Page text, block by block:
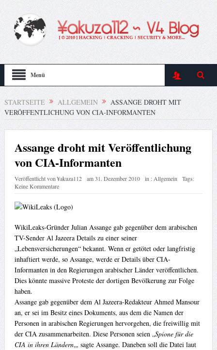
Menü
STARTSEITE ALLGEMEIN
ASSANGE DROHT MIT
VERÖFFENTLICHUNG VON CIA-INFORMANTEN
Assange droht mit Veröffentlichung
von CIA-Informanten
Veröffentlicht von¥akuza112 am31. Dezember 2010 in : Allgemein
Tags:
Keine Kommentare
WikiLeaks-Gründer Julian Assange gab gegenüber dem arabischen
TV-Sender Al Jazeera Details zu einer seiner
„Lebensversicherungen“ bekannt. Wenn er getötet oder langfristig
inhaftiert werde, so Assange, werde er Details über CIA-
Informanten in den Regierungen arabischer Länder veröffentlichen.
Dies könnte massive Proteste der dortigen Bevölkerung zur Folge
haben.
Assange gab gegenüber dem Al Jazeera-Redakteur Ahmed Mansour
an, er sei im Besitz eines Dokuments, aus dem die Namen der
Personen in arabischen Regierungen hervorgehen, die freiwillig mit
der CIA zusammenarbeiten. Diese Personen seien „Spione für die
CIA in ihren Ländern„, sagte Assange. Daneben soll die Datei laut